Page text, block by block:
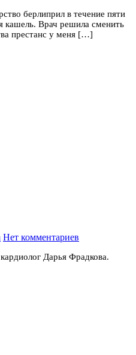
берлиприл в течение пяти
кашель. Врач решила сменить
престанс у меня […]
Нет комментариев
Дарья Фрадкова.